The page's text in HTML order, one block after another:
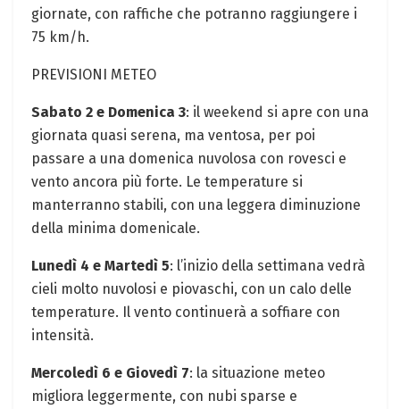
giornate, con raffiche che potranno raggiungere i
75 km/h.
PREVISIONI METEO
Sabato 2 e Domenica 3: il weekend si apre con una
giornata quasi serena, ma ventosa, per poi
passare a una domenica nuvolosa con rovesci e
vento ancora più forte. Le temperature si
manterranno stabili, con una leggera diminuzione
della minima domenicale.
Lunedì 4 e Martedì 5: l’inizio della settimana vedrà
cieli molto nuvolosi e piovaschi, con un calo delle
temperature. Il vento continuerà a soffiare con
intensità.
Mercoledì 6 e Giovedì 7: la situazione meteo
migliora leggermente, con nubi sparse e